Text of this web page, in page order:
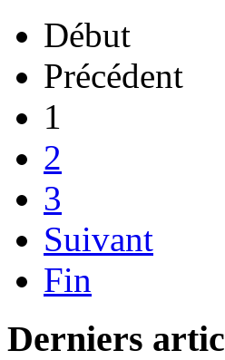
Début
Précédent
1
2
3
Suivant
Fin
Derniers